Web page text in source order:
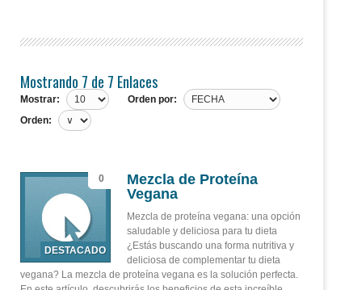
Mostrando 7 de 7 Enlaces
Mostrar:
Orden por:
Orden:
0
Mezcla de Proteína
Vegana
Mezcla de proteína vegana: una opción
saludable y deliciosa para tu dieta
¿Estás buscando una forma nutritiva y
deliciosa de complementar tu dieta
vegana? La mezcla de proteína vegana es la solución perfecta.